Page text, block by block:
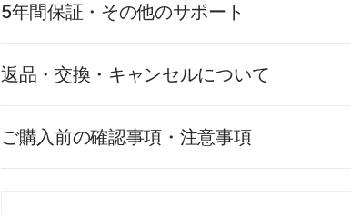
5年間保証・その他のサポート
返品・交換・キャンセルについて
ご購入前の確認事項・注意事項